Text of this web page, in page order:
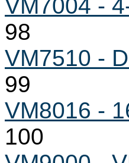
VM7004 -
98
VM7510 -
99
VM8016 -
100